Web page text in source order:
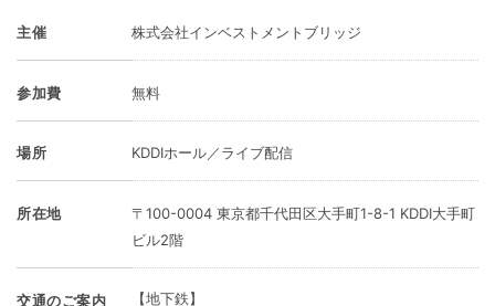
主催 株式会社インベストメントブリッジ
参加費 無料
場所 KDDIホール／ライブ配信
所在地
〒100-0004 東京都千代田区大手町1-8-1 KDDI大手町
ビル2階
交通のご案内
【地下鉄】